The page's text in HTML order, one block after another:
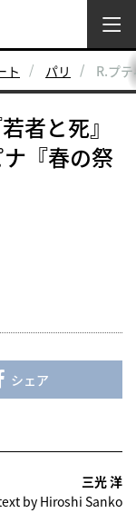
ト パリ R.プ
者と死』
『春の祭
シェア
三光 洋
by Hiroshi Sanko